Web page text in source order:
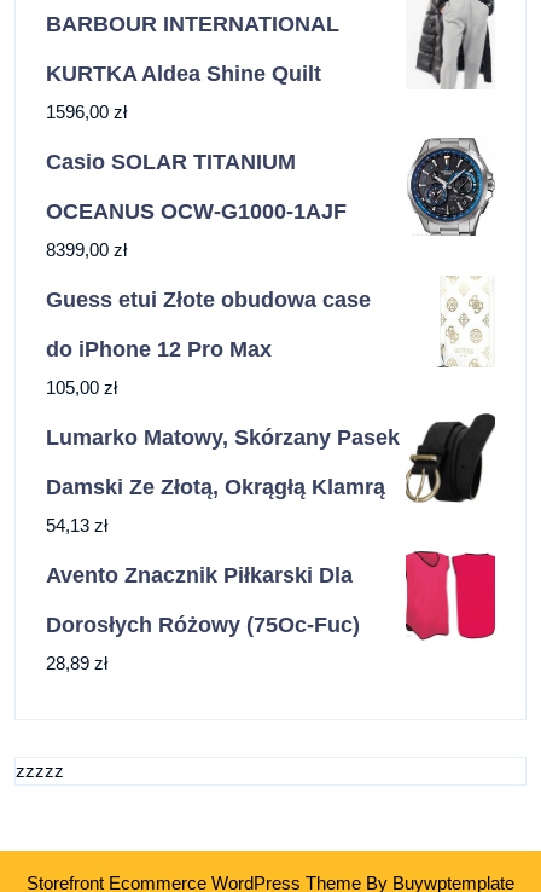
BARBOUR INTERNATIONAL
KURTKA Aldea Shine Quilt
1596,00 zł
Casio SOLAR TITANIUM
OCEANUS OCW-G1000-1AJF
8399,00 zł
Guess etui Złote obudowa case
do iPhone 12 Pro Max
105,00 zł
Lumarko Matowy, Skórzany Pasek
Damski Ze Złotą, Okrągłą Klamrą
54,13 zł
Avento Znacznik Piłkarski Dla
Dorosłych Różowy (75Oc-Fuc)
28,89 zł
zzzzz
Storefront Ecommerce WordPress Theme By Buywptemplate